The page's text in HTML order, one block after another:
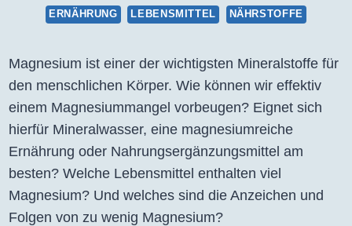
ERNÄHRUNG LEBENSMITTEL NÄHRSTOFFE
Magnesium ist einer der wichtigsten Mineralstoffe für
den menschlichen Körper. Wie können wir effektiv
einem Magnesiummangel vorbeugen? Eignet sich
hierfür Mineralwasser, eine magnesiumreiche
Ernährung oder Nahrungsergänzungsmittel am
besten? Welche Lebensmittel enthalten viel
Magnesium? Und welches sind die Anzeichen und
Folgen von zu wenig Magnesium?